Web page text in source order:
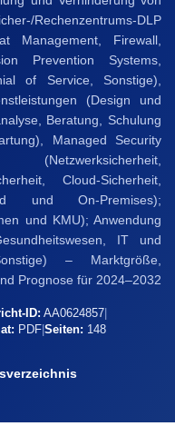
Rechenzentrums-DLP
Management, Firewall,
Prevention Systems,
of Service, Sonstige),
(Design und
Beratung, Schulung
Managed Security
Cloud-Sicherheit,
und On-Premises);
und KMU); Anwendung
IT und
– Marktgröße,
Prognose für 2024–2032
ID: AA0624857
PDF Seiten: 148